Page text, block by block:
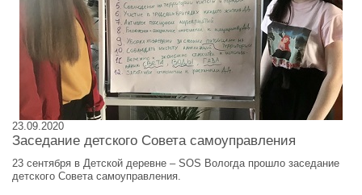
23.09.2020
Заседание детского Совета самоуправления
23 сентября в Детской деревне – SOS Вологда прошло заседание
детского Совета самоуправления.